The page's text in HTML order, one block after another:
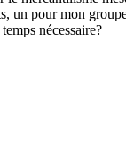
un pour mon
nécessaire?